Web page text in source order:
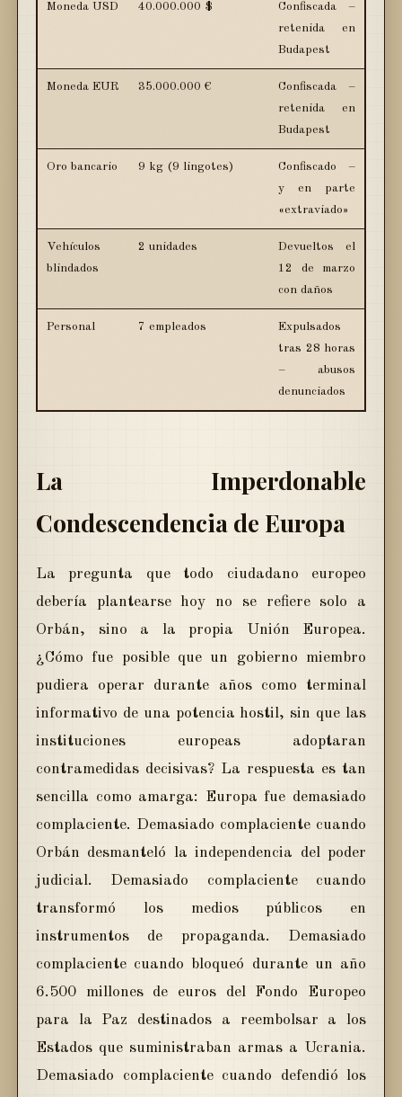
Moneda USD 40.000.000 $
Confiscada –
retenida en
Budapest
Moneda EUR 35.000.000 €
Confiscada –
retenida en
Budapest
Oro bancario 9 kg (9 lingotes)
Confiscado –
y en parte
«extraviado»
Vehículos
blindados
2 unidades
Devueltos el
12 de marzo
con daños
Personal 7 empleados
Expulsados
tras 28 horas
– abusos
denunciados
La Imperdonable
Condescendencia de Europa
La pregunta que todo ciudadano europeo
debería plantearse hoy no se refiere solo a
Orbán, sino a la propia Unión Europea.
¿Cómo fue posible que un gobierno miembro
pudiera operar durante años como terminal
informativo de una potencia hostil, sin que las
instituciones europeas adoptaran
contramedidas decisivas? La respuesta es tan
sencilla como amarga: Europa fue demasiado
complaciente. Demasiado complaciente cuando
Orbán desmanteló la independencia del poder
judicial. Demasiado complaciente cuando
transformó los medios públicos en
instrumentos de propaganda. Demasiado
complaciente cuando bloqueó durante un año
6.500 millones de euros del Fondo Europeo
para la Paz destinados a reembolsar a los
Estados que suministraban armas a Ucrania.
Demasiado complaciente cuando defendió los